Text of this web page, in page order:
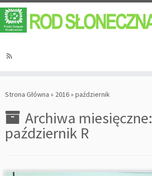
Strona Główna » 2016» październik
Archiwa miesięczne:
październik R